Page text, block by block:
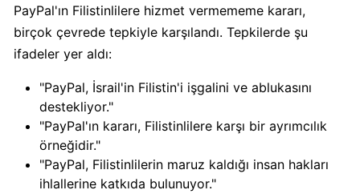
Kim?
Carrefour
Boykot
Carrefour
Kimin
Sahibi
Kim?
PayPal'ın Filistinlilere hizmet vermememe kararı,
birçok çevrede tepkiyle karşılandı. Tepkilerde şu
ifadeler yer aldı:
"PayPal, İsrail'in Filistin'i işgalini ve ablukasını
destekliyor."
"PayPal'ın kararı, Filistinlilere karşı bir ayrımcılık
örneğidir."
"PayPal, Filistinlilerin maruz kaldığı insan hakları
ihlallerine katkıda bulunuyor."